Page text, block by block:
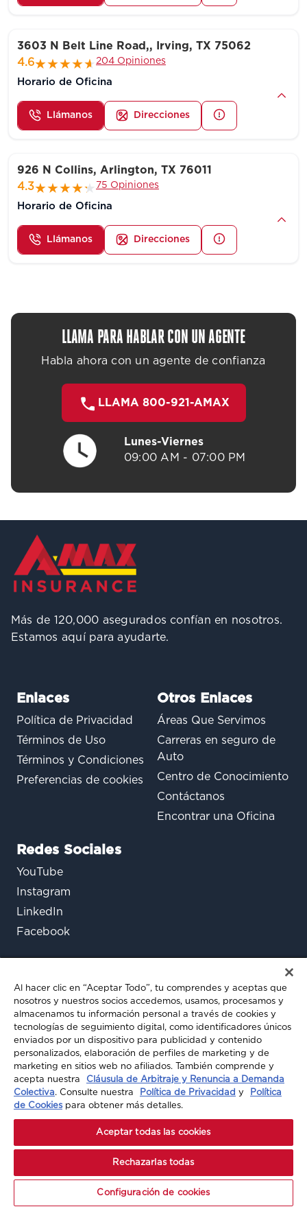
3603 N Belt Line Road,, Irving, TX 75062
4.6
204 Opiniones
Horario de Oficina
Llámanos Direcciones
926 N Collins, Arlington, TX 76011
4.3
75 Opiniones
Horario de Oficina
Llámanos Direcciones
LLAMA PARA HABLAR CON UN AGENTE
Habla ahora con un agente de confianza
LLAMA 800-921-AMAX
Lunes-Viernes
09:00 AM - 07:00 PM
Más de 120,000 asegurados confían en nosotros.
Estamos aquí para ayudarte.
Enlaces
Política de Privacidad
Términos de Uso
Términos y Condiciones
Preferencias de cookies
Otros Enlaces
Áreas Que Servimos
Carreras en seguro de
Auto
Centro de Conocimiento
Contáctanos
Encontrar una Oficina
Redes Sociales
YouTube
Instagram
LinkedIn
Facebook
¿Aún tienes preguntas?
Chatea con nosotros
© 2026 A-MAX INSURANCE. TODOS LOS
DERECHOS RESERVADOS
Al hacer clic en “Aceptar Todo”, tu comprendes y aceptas que
nosotros y nuestros socios accedemos, usamos, procesamos y
almacenamos tu información personal a través de cookies y
tecnologías de seguimiento digital, como identificadores únicos
enviados por un dispositivo para publicidad y contenido
personalizados, elaboración de perfiles de marketing y de
marketing en sitios web no afiliados. También comprende y
acepta nuestra
Cláusula de Arbitraje y Renuncia a Demanda
Colectiva. Consulte nuestra Política de Privacidad y
Política
de Cookiespara obtener más detalles.
Aceptar todas las cookies
Rechazarlas todas
Configuración de cookies